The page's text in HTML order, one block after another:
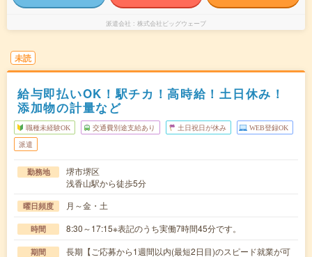
派遣会社 株式会社ビッグウェーブ
未読
給与即払いOK！駅チカ！高時給！土日休み！
添加物の計量など
職種未経験OK 交通費別途支給あり 土日祝日が休み WEB登録OK
派遣
勤務地
堺市堺区
浅香山駅から徒歩5分
曜日頻度 月～金・土
時間 8:30～17:15※表記のうち実働7時間45分です。
期間
長期【ご応募から1週間以内(最短2日目)のスピード就業が可